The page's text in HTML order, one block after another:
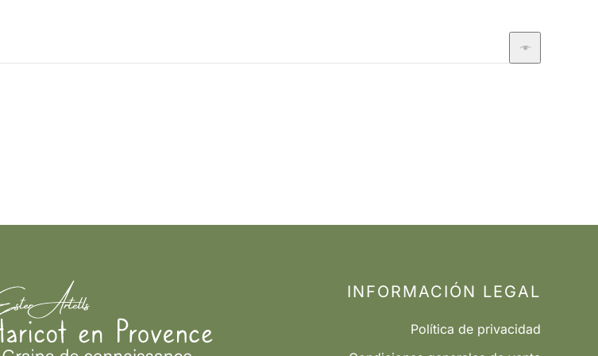
INFORMACIÓN LEGAL
Política de privacidad